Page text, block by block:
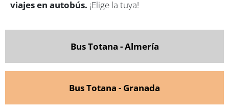
viajes en autobús. ¡Elige la tuya!
Bus Totana - Almería
Bus Totana - Granada